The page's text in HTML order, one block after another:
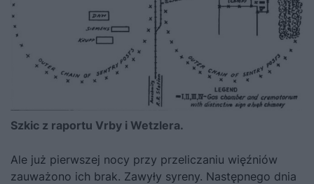
Szkic z raportu Vrby i Wetzlera.
Ale już pierwszej nocy przy przeliczaniu więźniów
zauważono ich brak. Zawyły syreny. Następnego dnia